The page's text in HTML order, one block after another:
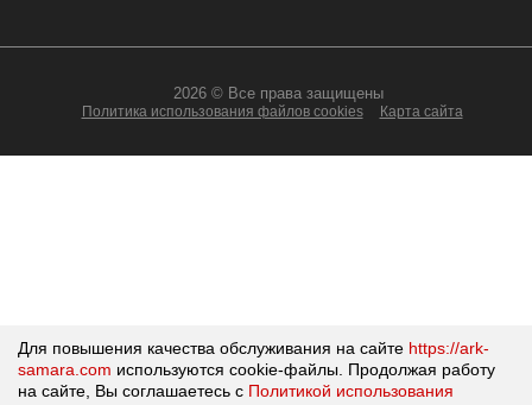
Для повышения качества обслуживания на сайте https://ark-
samara.com используются cookie-файлы. Продолжая работу
на сайте, Вы соглашаетесь с Политикой использования
2026 © Все права защищены
Политика использования файлов cookies Карта сайта